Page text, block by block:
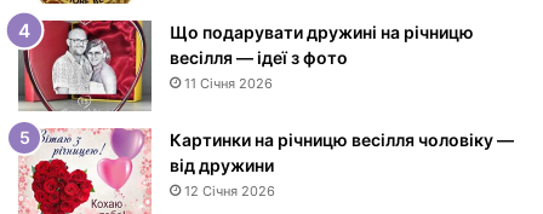
е
н
н
я
ж
і
н
ц
Що подарувати дружині на річницю
весілля — ідеї з фото
11 Січня 2026
Картинки на річницю весілля чоловіку —
від дружини
12 Січня 2026